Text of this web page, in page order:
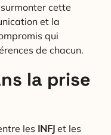
cette
et la
qui
de chacun.
la prise
les INFJ et les